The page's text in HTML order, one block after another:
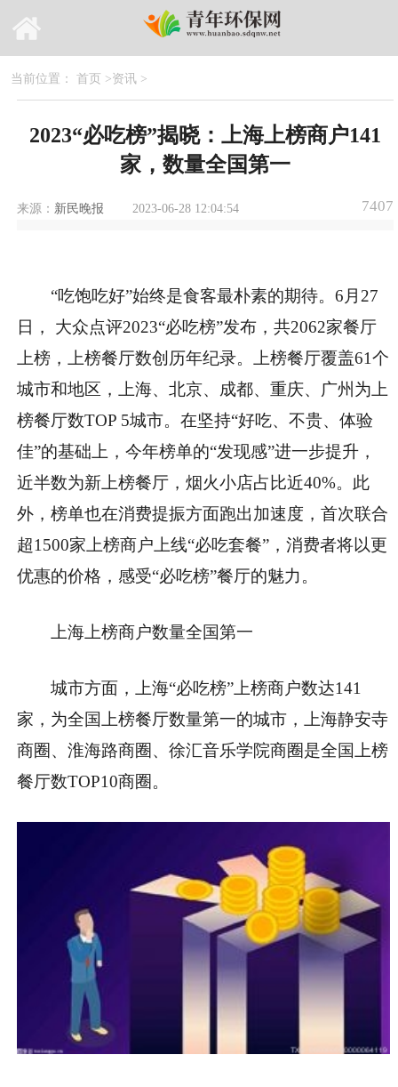
当前位置： 首页 >资讯>
2023“必吃榜”揭晓：上海上榜商户141
家，数量全国第一
来源： 新民晚报 2023-06-28 12:04:54 7407
“吃饱吃好”始终是食客最朴素的期待。6月27
日， 大众点评2023“必吃榜”发布，共2062家餐厅
上榜，上榜餐厅数创历年纪录。上榜餐厅覆盖61个
城市和地区，上海、北京、成都、重庆、广州为上
榜餐厅数TOP 5城市。在坚持“好吃、不贵、体验
佳”的基础上，今年榜单的“发现感”进一步提升，
近半数为新上榜餐厅，烟火小店占比近40%。此
外，榜单也在消费提振方面跑出加速度，首次联合
超1500家上榜商户上线“必吃套餐”，消费者将以更
优惠的价格，感受“必吃榜”餐厅的魅力。
上海上榜商户数量全国第一
城市方面，上海“必吃榜”上榜商户数达141
家，为全国上榜餐厅数量第一的城市，上海静安寺
商圈、淮海路商圈、徐汇音乐学院商圈是全国上榜
餐厅数TOP10商圈。